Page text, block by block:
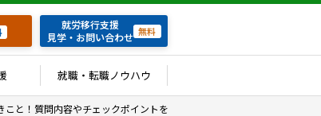
就労移行支援
見学・お問い合わせ 無料
就職・転職ノウハウ
と！質問内容やチェックポイントを解説